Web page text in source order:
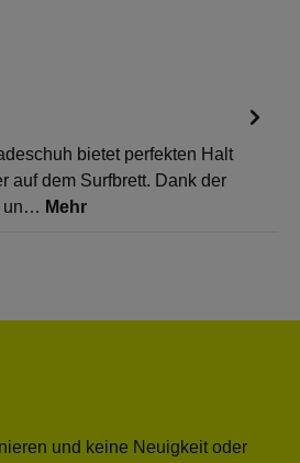
bietet perfekten Halt
auf dem Surfbrett. Dank der
un… Mehr
und keine Neuigkeit oder